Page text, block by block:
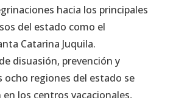
hacia los principales
del estado como el
Catarina Juquila.
disuasión, prevención y
ocho regiones del estado se
los centros vacacionales,